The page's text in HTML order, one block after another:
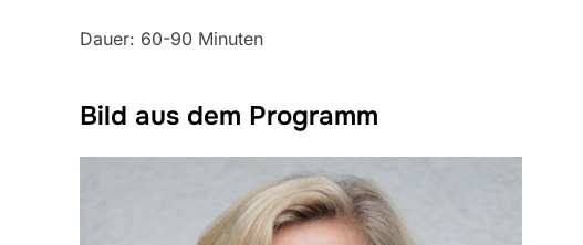
Dauer: 60-90 Minuten
Bild aus dem Programm